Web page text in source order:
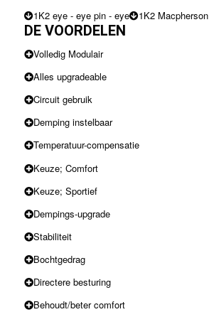
1K2 eye - eye pin - eye 1K2 Macpherson
DE VOORDELEN
Volledig Modulair
Alles upgradeable
Circuit gebruik
Demping instelbaar
Temperatuur-compensatie
Keuze; Comfort
Keuze; Sportief
Dempings-upgrade
Stabiliteit
Bochtgedrag
Directere besturing
Behoudt/beter comfort